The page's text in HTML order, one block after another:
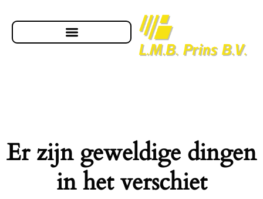
Er zijn geweldige dingen
in het verschiet